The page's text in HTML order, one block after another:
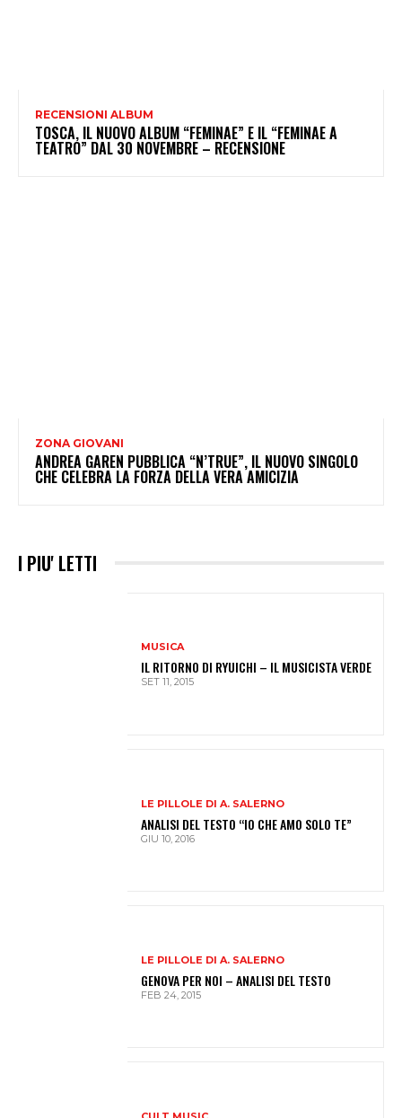
RECENSIONI ALBUM
TOSCA, IL NUOVO ALBUM “FEMINAE” E IL “FEMINAE A
TEATRO” DAL 30 NOVEMBRE – RECENSIONE
ZONA GIOVANI
ANDREA GAREN PUBBLICA “N’TRUE”, IL NUOVO SINGOLO
CHE CELEBRA LA FORZA DELLA VERA AMICIZIA
I PIU' LETTI
MUSICA
IL RITORNO DI RYUICHI – IL MUSICISTA VERDE
SET 11, 2015
LE PILLOLE DI A. SALERNO
ANALISI DEL TESTO “IO CHE AMO SOLO TE”
GIU 10, 2016
LE PILLOLE DI A. SALERNO
GENOVA PER NOI – ANALISI DEL TESTO
FEB 24, 2015